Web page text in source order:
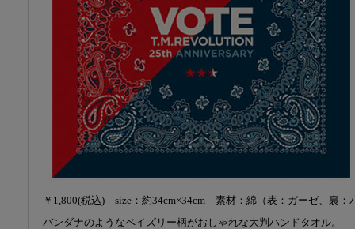
￥1,800(税込) size：約34cm×34cm 素材：綿（表：ガーゼ、裏：
バンダナのようなペイズリー柄がおしゃれな大判ハンドタオル。